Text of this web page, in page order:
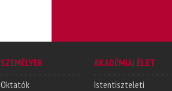
SZEMÉLYEK
Oktatók
AKADÉMIAI ÉLET
Istentiszteleti